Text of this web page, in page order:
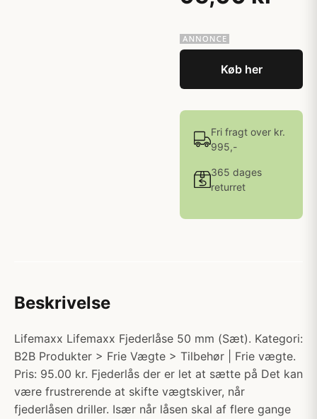
Køb her
Fri fragt over kr.
995,-
365 dages
returret
Beskrivelse
Lifemaxx Lifemaxx Fjederlåse 50 mm (Sæt). Kategori:
B2B Produkter > Frie Vægte > Tilbehør | Frie vægte.
Pris: 95.00 kr. Fjederlås der er let at sætte på Det kan
være frustrerende at skifte vægtskiver, når
fjederlåsen driller. Især når låsen skal af flere gange